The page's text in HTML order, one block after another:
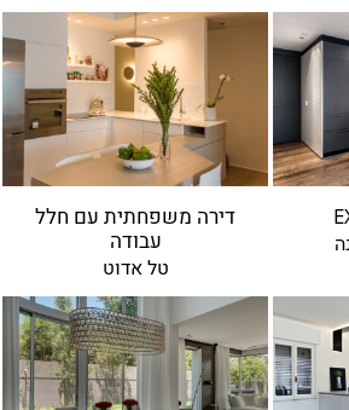
ירון טל
ירון אלדד
רונה לוין
אפרת קיסוס
פיצו קדם
מיכי סתר
דירה משפחתית עם חלל
עבודה
טל אדוט